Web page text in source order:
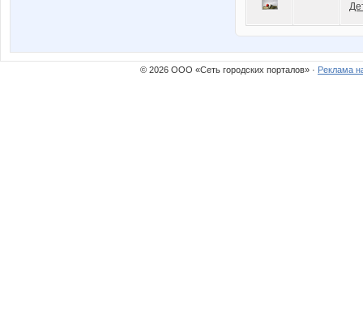
© 2026 ООО «Сеть городских порталов» · Реклама